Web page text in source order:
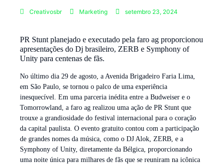
Creativosbr Marketing setembro 23, 2024
PR Stunt planejado e executado pela faro ag proporcionou
apresentações do Dj brasileiro, ZERB e Symphony of
Unity para centenas de fãs.
No último dia 29 de agosto, a Avenida Brigadeiro Faria Lima,
em São Paulo, se tornou o palco de uma experiência
inesquecível. Em uma parceria inédita entre a Budweiser e o
Tomorrowland, a faro ag realizou uma ação de PR Stunt que
trouxe a grandiosidade do festival internacional para o coração
da capital paulista. O evento gratuito contou com a participação
de grandes nomes da música, como o DJ Alok, ZERB, e a
Symphony of Unity, diretamente da Bélgica, proporcionando
uma noite única para milhares de fãs que se reuniram na icônica